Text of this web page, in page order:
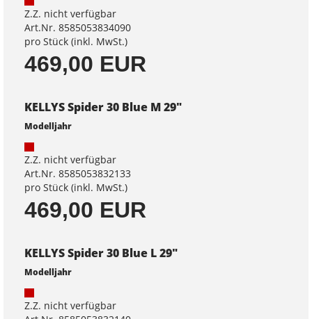
Z.Z. nicht verfügbar
Art.Nr. 8585053834090
pro Stück (inkl. MwSt.)
469,00 EUR
KELLYS Spider 30 Blue M 29"
Modelljahr
Z.Z. nicht verfügbar
Art.Nr. 8585053832133
pro Stück (inkl. MwSt.)
469,00 EUR
KELLYS Spider 30 Blue L 29"
Modelljahr
Z.Z. nicht verfügbar